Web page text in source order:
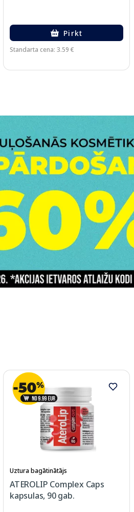
Pirkt
Standarta cena: 3.59 €
Uztura bagātinātājs
ATEROLIP Complex Caps
kapsulas, 90 gab.